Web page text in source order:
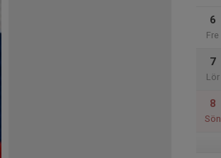
6
Fre
7
Lör
8
Sön